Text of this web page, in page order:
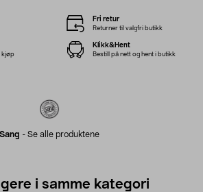
Sang - Se alle produktene
Fri retur
Returner til valgfri butikk
kjøp
Klikk&Hent
Bestill på nett og hent i butikk
i samme kategori